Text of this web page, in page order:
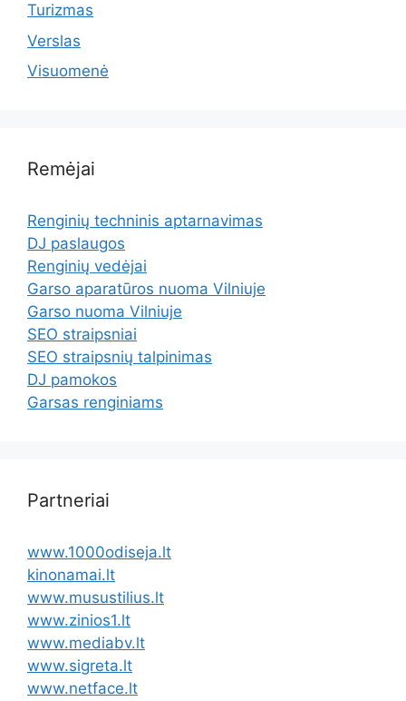
Turizmas
Verslas
Visuomenė
Remėjai
Renginių techninis aptarnavimas
DJ paslaugos
Renginių vedėjai
Garso aparatūros nuoma Vilniuje
Garso nuoma Vilniuje
SEO straipsniai
SEO straipsnių talpinimas
DJ pamokos
Garsas renginiams
Partneriai
www.1000odiseja.lt
kinonamai.lt
www.musustilius.lt
www.zinios1.lt
www.mediabv.lt
www.sigreta.lt
www.netface.lt